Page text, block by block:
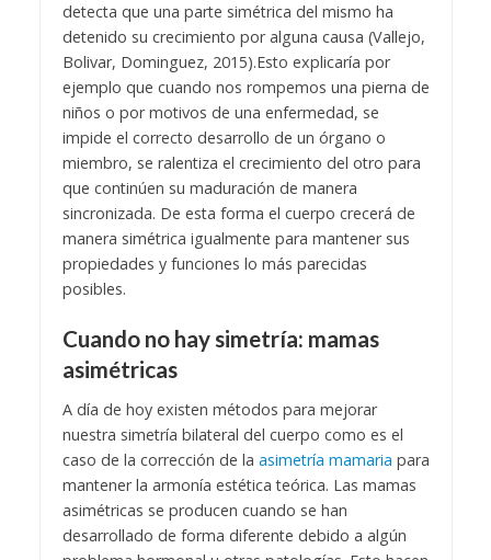
detecta que una parte simétrica del mismo ha
detenido su crecimiento por alguna causa (Vallejo,
Bolivar, Dominguez, 2015).Esto explicaría por
ejemplo que cuando nos rompemos una pierna de
niños o por motivos de una enfermedad, se
impide el correcto desarrollo de un órgano o
miembro, se ralentiza el crecimiento del otro para
que continúen su maduración de manera
sincronizada. De esta forma el cuerpo crecerá de
manera simétrica igualmente para mantener sus
propiedades y funciones lo más parecidas
posibles.
Cuando no hay simetría: mamas
asimétricas
A día de hoy existen métodos para mejorar
nuestra simetría bilateral del cuerpo como es el
caso de la corrección de la asimetría mamaria para
mantener la armonía estética teórica. Las mamas
asimétricas se producen cuando se han
desarrollado de forma diferente debido a algún